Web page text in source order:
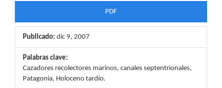
lateral
del
artículo
PDF
Publicado: dic 9, 2007
Palabras clave:
Cazadores recolectores marinos, canales septentrionales,
Patagonia, Holoceno tardío.